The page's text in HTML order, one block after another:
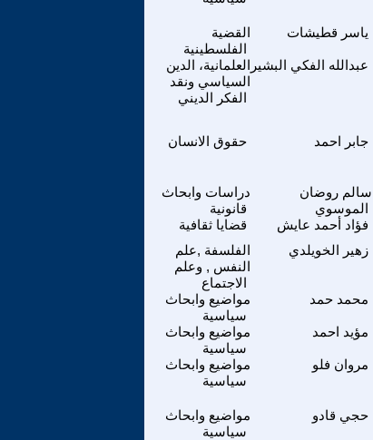
القضية
الفلسطينية
ياسر قطيشات
العلمانية، الدين
السياسي ونقد
الفكر الديني
عبدالله الفكي البشير
حقوق الانسان جابر احمد
دراسات وابحاث
قانونية
سالم روضان
الموسوي
قضايا ثقافية فؤاد أحمد عايش
الفلسفة ,علم
النفس , وعلم
الاجتماع
زهير الخويلدي
مواضيع وابحاث
سياسية
محمد حمد
مواضيع وابحاث
سياسية
مؤيد احمد
مواضيع وابحاث
سياسية
مروان فلو
مواضيع وابحاث
سياسية
حجي قادو